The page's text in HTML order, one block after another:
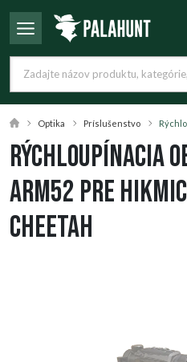
Optika Príslušenstvo
Rýchloupínacia
ARM52 pre
Cheetah